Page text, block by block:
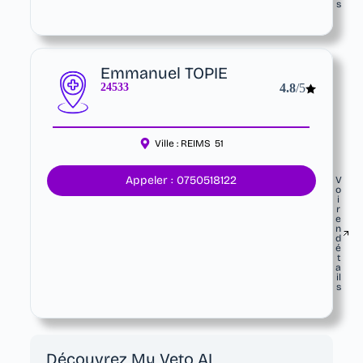
s
Emmanuel TOPIE
24533 4.8/5
Ville : REIMS 51
Appeler : 0750518122
V
o
i
r
e
n
d
é
t
a
il
s
Découvrez My Veto AI